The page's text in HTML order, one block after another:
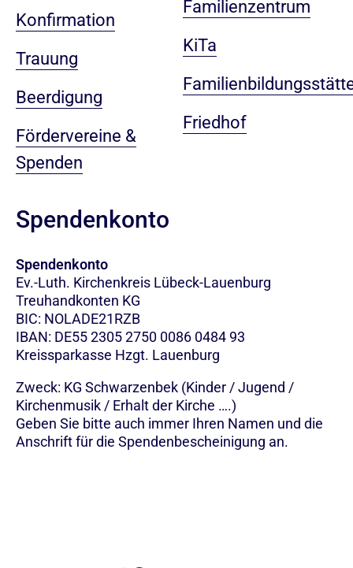
Konfirmation
Trauung
Beerdigung
Fördervereine &
Spenden
Familienzentrum
KiTa
Friedhof
Spendenkonto
Spendenkonto
Ev.-Luth. Kirchenkreis Lübeck-Lauenburg
Treuhandkonten KG
BIC: NOLADE21RZB
IBAN: DE55 2305 2750 0086 0484 93
Kreissparkasse Hzgt. Lauenburg
Zweck: KG Schwarzenbek (Kinder / Jugend /
Kirchenmusik / Erhalt der Kirche ….)
Geben Sie bitte auch immer Ihren Namen und die
Anschrift für die Spendenbescheinigung an.